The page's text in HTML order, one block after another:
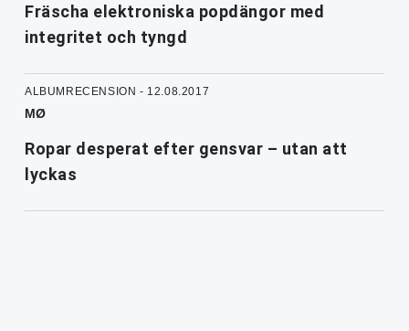
Fräscha elektroniska popdängor med
integritet och tyngd
ALBUMRECENSION - 12.08.2017
MØ
Ropar desperat efter gensvar – utan att
lyckas